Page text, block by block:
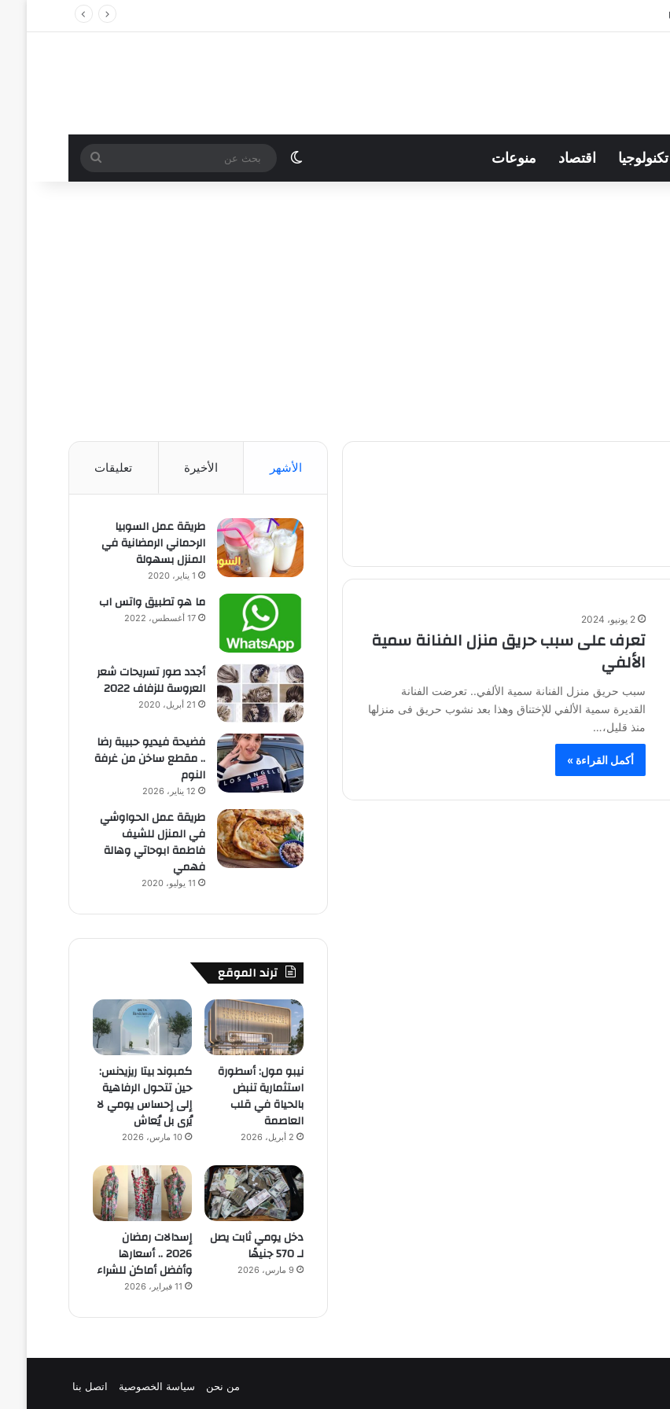
تكنولوجيا اقتصاد منوعات الوضع المظلم
بحث
عن
2 يونيو، 2024
تعرف على سبب حريق منزل الفنانة سمية
الألفي
سبب حريق منزل الفنانة سمية الألفي.. تعرضت الفنانة
القديرة سمية الألفي للإختناق وهذا بعد نشوب حريق فى منزلها
منذ قليل،…
أكمل القراءة »
الأشهر الأخيرة تعليقات
طريقة عمل السوبيا
الرحماني الرمضانية في
المنزل بسهولة
1 يناير، 2020
ما هو تطبيق واتس اب
17 أغسطس، 2022
أجدد صور تسريحات شعر
العروسة للزفاف 2022
21 أبريل، 2020
فضيحة فيديو حبيبة رضا
.. مقطع ساخن من غرفة
النوم
12 يناير، 2026
طريقة عمل الحواوشي
في المنزل للشيف
فاطمة ابوحاتي وهالة
فهمي
11 يوليو، 2020
ترند الموقع
نيبو مول: أسطورة
استثمارية تنبض
بالحياة في قلب
العاصمة
2 أبريل، 2026
كمبوند بيتا ريزيدنس:
حين تتحول الرفاهية
إلى إحساس يومي لا
يُرى بل يُعاش
10 مارس، 2026
دخل يومي ثابت يصل
لـ 570 جنيهًا
9 مارس، 2026
إسدالات رمضان
2026 .. أسعارها
وأفضل أماكن للشراء
11 فبراير، 2026
من نحن سياسة الخصوصية اتصل بنا